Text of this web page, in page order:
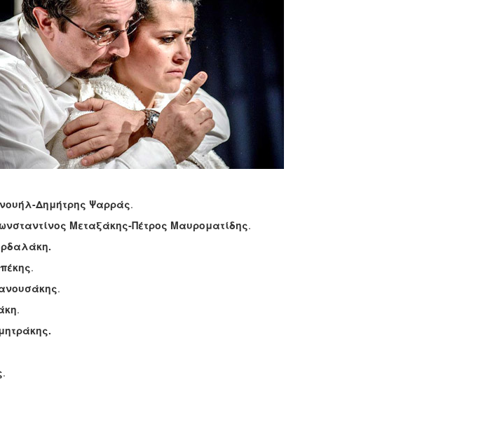
Δημήτρης Ψαρράς.
Μεταξάκης-Πέτρος Μαυροματίδης.
.
.
.
.